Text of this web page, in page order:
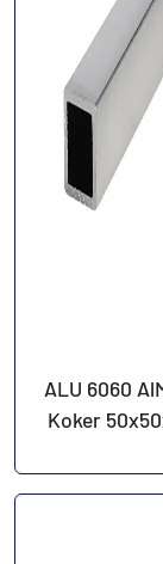
ALU 6060
Koker